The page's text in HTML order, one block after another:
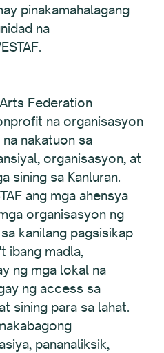
pinakamahalagang
na
Federation
na organisasyon
nakatuon sa
organisasyon, at
sining sa Kanluran.
ang mga ahensya
organisasyon ng
kanilang pagsisikap
ibang madla,
ng mga lokal na
ng access sa
sining para sa lahat.
pananaliksik,